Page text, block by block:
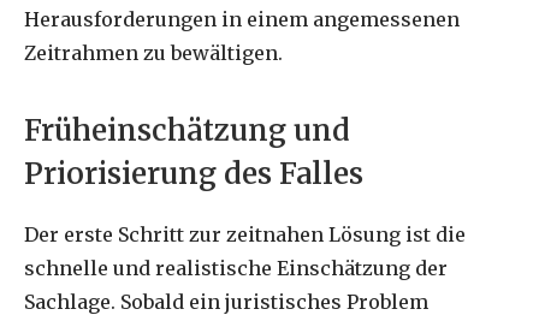
Herausforderungen in einem angemessenen
Zeitrahmen zu bewältigen.
Früheinschätzung und
Priorisierung des Falles
Der erste Schritt zur zeitnahen Lösung ist die
schnelle und realistische Einschätzung der
Sachlage. Sobald ein juristisches Problem